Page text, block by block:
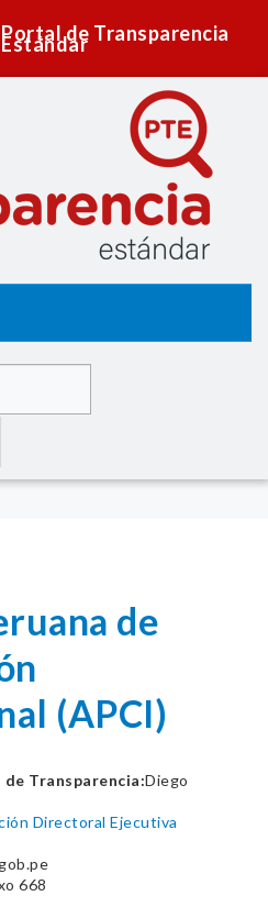
Portal de Transparencia
Estándar
de
(APCI)
Transparencia:Diego
Directoral Ejecutiva
668